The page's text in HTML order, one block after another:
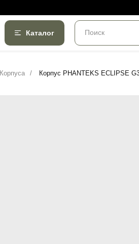
Поиск
Каталог
Корпуса / Корпус PHANTEKS ECLIPSE